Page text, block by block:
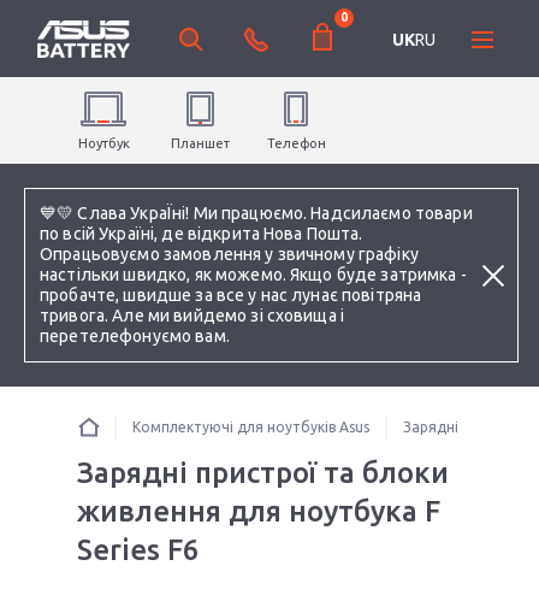
💙💛 Слава УкраЇні! Ми працюємо. Надсилаємо товари
по всій Україні, де відкрита Нова Пошта.
Опрацьовуємо замовлення у звичному графіку
настільки швидко, як можемо. Якщо буде затримка -
пробачте, швидше за все у нас лунає повітряна
тривога. Але ми вийдемо зі сховища і
перетелефонуємо вам.
0
UKRU
Ноутбук Планшет Телефон
Комплектуючі для ноутбуків Asus Зарядні пристрої
Зарядні пристрої та блоки
живлення для ноутбука F
Series F6